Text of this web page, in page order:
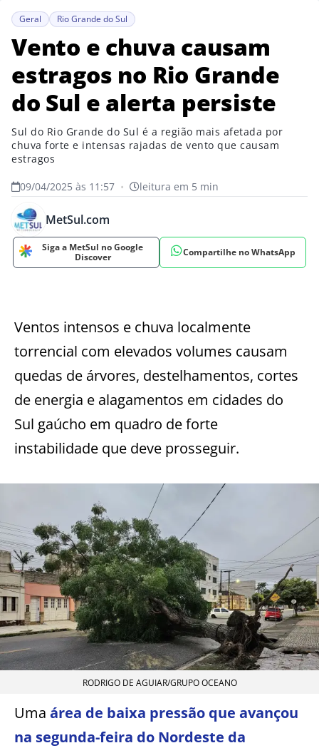
Geral Rio Grande do Sul
Vento e chuva causam
estragos no Rio Grande
do Sul e alerta persiste
Sul do Rio Grande do Sul é a região mais afetada por
chuva forte e intensas rajadas de vento que causam
estragos
09/04/2025 às 11:57 • leitura em 5 min
MetSul.com
Siga a MetSul no Google
Discover
Compartilhe no WhatsApp
Ventos intensos e chuva localmente
torrencial com elevados volumes causam
quedas de árvores, destelhamentos, cortes
de energia e alagamentos em cidades do
Sul gaúcho em quadro de forte
instabilidade que deve prosseguir.
RODRIGO DE AGUIAR/GRUPO OCEANO
Uma área de baixa pressão que avançou
na segunda-feira do Nordeste da